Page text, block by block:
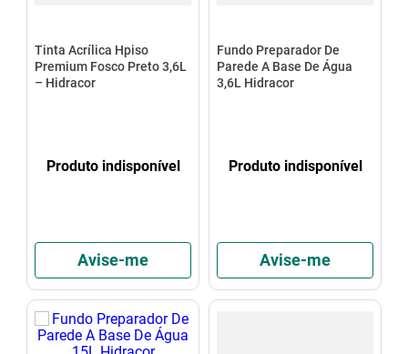
Tinta Acrílica Hpiso
Premium Fosco Preto 3,6L
– Hidracor
Produto indisponível
Avise-me
Fundo Preparador De
Parede A Base De Água
3,6L Hidracor
Produto indisponível
Avise-me